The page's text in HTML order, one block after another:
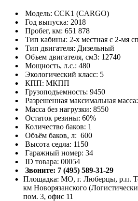
Модель: CCK1 (CARGO)
Год выпуска: 2018
Пробег, км: 651 878
Тип кабины: 2-х местная с 2-мя
Тип двигателя: Дизельный
Объем двигателя, см3: 12740
Мощность, л.с.: 480
Экологический класс: 5
КПП: МКПП
Грузоподъемность: 9450
Разрешенная максимальная
Масса без нагрузки: 8550
Остаток резины: 60%
Количество баков: 1
Объём баков, л: 600
Высота седла: 1150
Гаражный номер: 34
ID товара: 00054
Звоните: 7 (495) 589-31-29
Площадка: МО, г. Люберцы, р.п.
км Новорязанского
пом. 3, офис 11